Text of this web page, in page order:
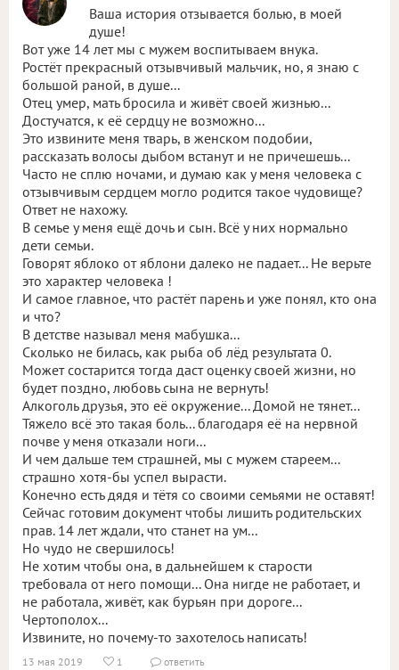
Ваша история отзывается болью, в моей
душе!
Вот уже 14 лет мы с мужем воспитываем внука.
Ростёт прекрасный отзывчивый мальчик, но, я знаю с
большой раной, в душе...
Отец умер, мать бросила и живёт своей жизнью...
Достучатся, к её сердцу не возможно...
Это извините меня тварь, в женском подобии,
рассказать волосы дыбом встанут и не причешешь...
Часто не сплю ночами, и думаю как у меня человека с
отзывчивым сердцем могло родится такое чудовище?
Ответ не нахожу.
В семье у меня ещё дочь и сын. Всё у них нормально
дети семьи.
Говорят яблоко от яблони далеко не падает... Не верьте
это характер человека !
И самое главное, что растёт парень и уже понял, кто она
и что?
В детстве называл меня мабушка...
Сколько не билась, как рыба об лёд результата 0.
Может состарится тогда даст оценку своей жизни, но
будет поздно, любовь сына не вернуть!
Алкоголь друзья, это её окружение... Домой не тянет...
Тяжело всё это такая боль... благодаря её на нервной
почве у меня отказали ноги...
И чем дальше тем страшней, мы с мужем стареем...
страшно хотя-бы успел вырасти.
Конечно есть дядя и тётя со своими семьями не оставят!
Сейчас готовим документ чтобы лишить родительских
прав. 14 лет ждали, что станет на ум...
Но чудо не свершилось!
Не хотим чтобы она, в дальнейшем к старости
требовала от него помощи... Она нигде не работает, и
не работала, живёт, как бурьян при дороге...
Чертополох...
Извините, но почему-то захотелось написать!
13 мая 2019  1  ответить